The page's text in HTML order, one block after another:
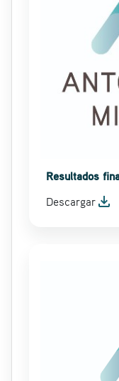
Resultados
Descargar file_download